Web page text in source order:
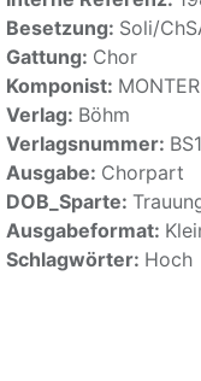
Besetzung: Soli/
Gattung: Chor
Komponist:
Verlag: Böhm
Verlagsnummer:
Ausgabe: Chorpart
DOB_Sparte:
Ausgabeformat:
Schlagwörter: Hoch